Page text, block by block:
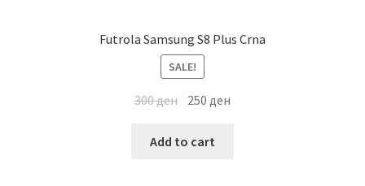
Futrola Samsung S8 Plus Crna
SALE!
300ден 250 ден
Add to cart